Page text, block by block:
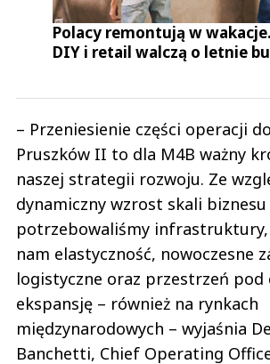
Polacy remontują w
DIY i retail walczą o letnie
– Przeniesienie części operacji
Pruszków II to dla M4B ważny
naszej strategii rozwoju. Ze
dynamiczny wzrost skali biznesu
potrzebowaliśmy
nam elastyczność, nowoczesne
logistyczne oraz przestrzeń pod
ekspansję – również na rynkach
międzynarodowych – wyjaśnia
Banchetti, Chief Operating